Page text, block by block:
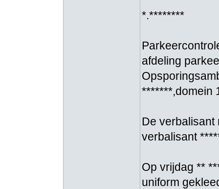
*.********
afdeling
*******,domein
De verbalisant
verbalisant
Op vrijdag **
uniform